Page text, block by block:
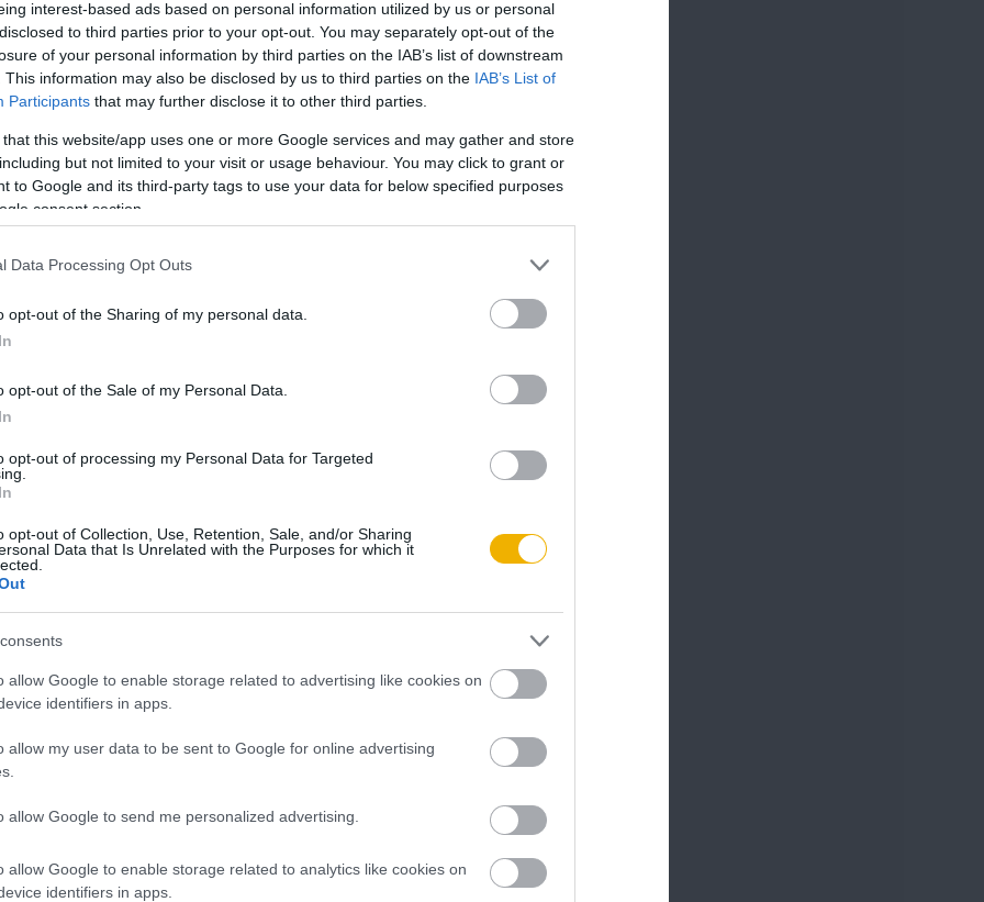
interest-based ads based on personal information utilized by us or personal
to third parties prior to your opt-out. You may separately opt-out of the
of your personal information by third parties on the IAB’s list of downstream
This information may also be disclosed by us to third parties on the IAB’s List of
Participants that may further disclose it to other third parties.
that this website/app uses one or more Google services and may gather and store
but not limited to your visit or usage behaviour. You may click to grant or
to Google and its third-party tags to use your data for below specified purposes
consent section.
Data Processing Opt Outs
opt-out of the Sharing of my personal data.
opt-out of the Sale of my Personal Data.
opt-out of processing my Personal Data for Targeted
opt-out of Collection, Use, Retention, Sale, and/or Sharing
Data that Is Unrelated with the Purposes for which it
allow Google to enable storage related to advertising like cookies on
identifiers in apps.
allow my user data to be sent to Google for online advertising
allow Google to send me personalized advertising.
allow Google to enable storage related to analytics like cookies on
identifiers in apps.
végig, Longfellow amerikai költő pedig
még sohasem került sor”. Lincolnról
a Kongresszusi Könyvtárból a regényhez írott
Cabin című könyvet. Amikor pedig találkozott
az a kis asszony, aki e nagy háborút okozó
érzelmes regényt írt, emlékezetes
nem tüntette fel ellenszenvesnek a déli
déli, és a legellenszenvesebbek
De realista módon ismerteti a rabszolgák
torzítja ez az intézmény a különböző emberi
de oly nagy volt az érdeklődés, hogy a
éven belül tizenöt könyvet írtak ellene. Ezek
élnek a rabszolgák a déli államokban. Az
a regény címszereplőjét – valószínűleg
az úgynevezett „Tom Show”-k miatt. Tamás
aki vállalja a szenvedést, de nem folyamodik
csúfolták alázatosnak tartott társaikat.
is szerepelnek, például Eliza, aki
elől, férje, George, aki
aki őrületbe kergeti babonás gazdáját.
korszakában. A hangos film
forgatott egy német filmet a regényből
őrzi emlékét. Talán túl romantikusnak